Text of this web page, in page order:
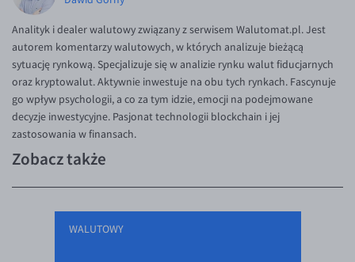
Analityk i dealer walutowy związany z serwisem Walutomat.pl. Jest
autorem komentarzy walutowych, w których analizuje bieżącą
sytuację rynkową. Specjalizuje się w analizie rynku walut fiducjarnych
oraz kryptowalut. Aktywnie inwestuje na obu tych rynkach. Fascynuje
go wpływ psychologii, a co za tym idzie, emocji na podejmowane
decyzje inwestycyjne. Pasjonat technologii blockchain i jej
zastosowania w finansach.
Zobacz także
WALUTOWY